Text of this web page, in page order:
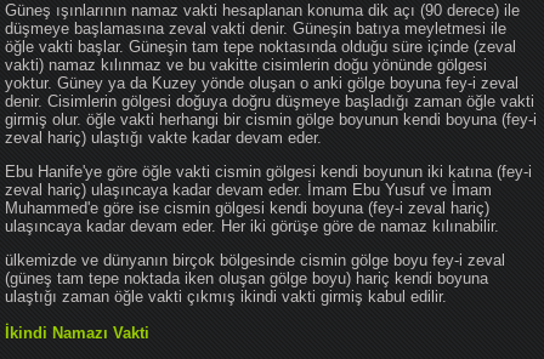
Güneş ışınlarının namaz vakti hesaplanan konuma dik açı (90 derece) ile
düşmeye başlamasına zeval vakti denir. Güneşin batıya meyletmesi ile
öğle vakti başlar. Güneşin tam tepe noktasında olduğu süre içinde (zeval
vakti) namaz kılınmaz ve bu vakitte cisimlerin doğu yönünde gölgesi
yoktur. Güney ya da Kuzey yönde oluşan o anki gölge boyuna fey-i zeval
denir. Cisimlerin gölgesi doğuya doğru düşmeye başladığı zaman öğle vakti
girmiş olur. öğle vakti herhangi bir cismin gölge boyunun kendi boyuna (fey-i
zeval hariç) ulaştığı vakte kadar devam eder.
Ebu Hanife'ye göre öğle vakti cismin gölgesi kendi boyunun iki katına (fey-i
zeval hariç) ulaşıncaya kadar devam eder. İmam Ebu Yusuf ve İmam
Muhammed'e göre ise cismin gölgesi kendi boyuna (fey-i zeval hariç)
ulaşıncaya kadar devam eder. Her iki görüşe göre de namaz kılınabilir.
ülkemizde ve dünyanın birçok bölgesinde cismin gölge boyu fey-i zeval
(güneş tam tepe noktada iken oluşan gölge boyu) hariç kendi boyuna
ulaştığı zaman öğle vakti çıkmış ikindi vakti girmiş kabul edilir.
İkindi Namazı Vakti